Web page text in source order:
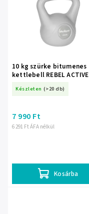
10 kg szürke bitumenes
kettlebell REBEL ACTIVE
Készleten (>20 db)
6 291 Ft ÁFA nélkül
7 990 Ft
Kosárba